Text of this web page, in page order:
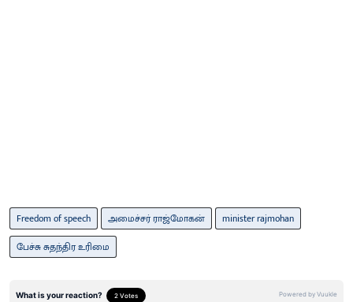
Freedom of speech அமைச்சர் ராஜ்மோகன்
minister rajmohan
பேச்சு சுதந்திர உரிமை